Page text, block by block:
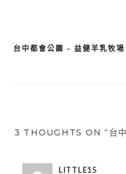
文
台中都會公園 – 益健羊乳牧場
3 THOUGHTS ON “台
LITTLE15